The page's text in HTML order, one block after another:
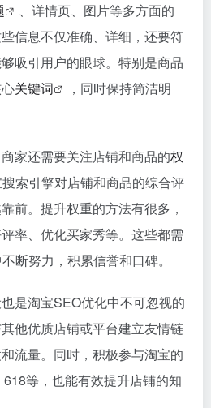
、详情页、图片等多方面的
信息不仅准确、详细，还要符
吸引用户的眼球。特别是商品
关键词
，同时保持简洁明
家还需要关注店铺和商品的权
索引擎对店铺和商品的综合评
前。提升权重的方法有很多，
率、优化买家秀等。这些都需
断努力，积累信誉和口碑。
是淘宝SEO优化中不可忽视的
他优质店铺或平台建立友情链
流量。同时，积极参与淘宝的
618等，也能有效提升店铺的知